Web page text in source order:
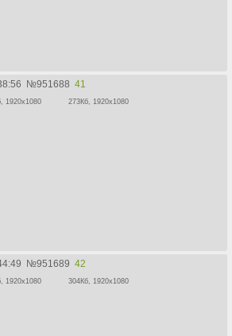
№951688 41
1920x1080 273Кб, 1920x1080
№951689 42
1920x1080 304Кб, 1920x1080